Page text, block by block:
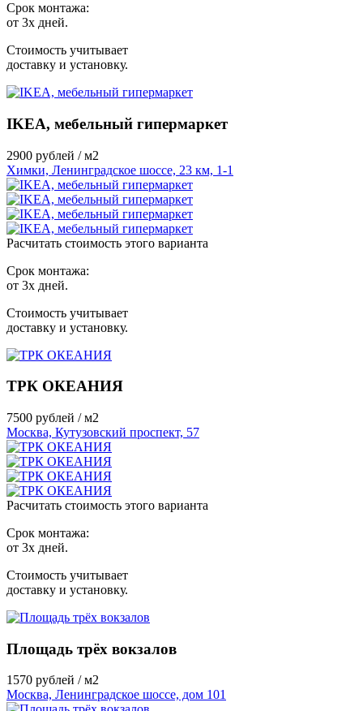
Срок монтажа:
от 3х дней.
Стоимость учитывает
доставку и установку.
IKEA, мебельный гипермаркет
2900 рублей / м2
Химки, Ленинградское шоссе, 23 км, 1-1
Расчитать стоимость этого варианта
Срок монтажа:
от 3х дней.
Стоимость учитывает
доставку и установку.
ТРК ОКЕАНИЯ
7500 рублей / м2
Москва, Кутузовский проспект, 57
Расчитать стоимость этого варианта
Срок монтажа:
от 3х дней.
Стоимость учитывает
доставку и установку.
Площадь трёх вокзалов
1570 рублей / м2
Москва, Ленинградское шоссе, дом 101